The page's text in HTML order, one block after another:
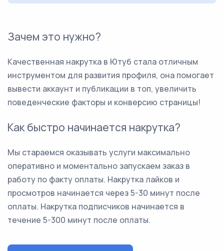
Зачем это нужно?
Качественная накрутка в Ютуб стала отличным
инструментом для развития профиля, она помогает
вывести аккаунт и публикации в топ, увеличить
поведенческие факторы и конверсию страницы!
Как быстро начинается накрутка?
Мы стараемся оказывать услуги максимально
оперативно и моментально запускаем заказ в
работу по факту оплаты. Накрутка лайков и
просмотров начинается через 5-30 минут после
оплаты. Накрутка подписчиков начинается в
течение 5-300 минут после оплаты.